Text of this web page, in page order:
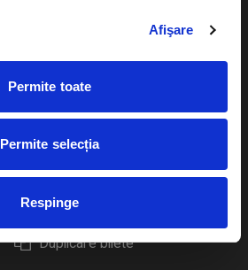
Afişare
Permite toate
Permite selecția
Respinge
Cum comand bilete?
Plata online sau cash
eBilet printat acasa
Livrare prin curier
Returnare bilete
Duplicare bilete